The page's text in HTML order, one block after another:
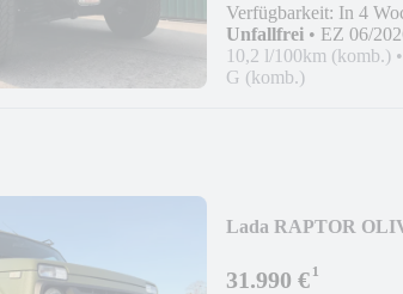
Verfügbarkeit: In 4
Unfallfrei • EZ 06/
10,2 l/100km (komb.) •
G (komb.)
Lada RAPTOR
31.990 €¹